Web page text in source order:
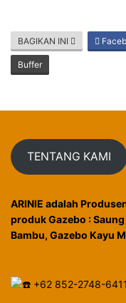
BAGIKAN INI
Buffer
TENTANG KAMI
ARINIE adalah
produk Gazebo :
Bambu, Gazebo Kayu
+62 852-2748-6411